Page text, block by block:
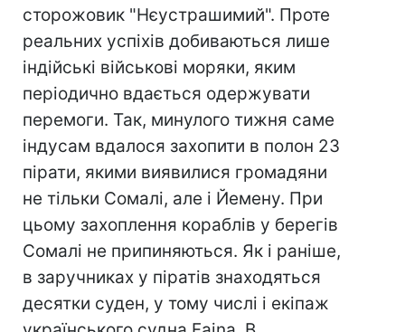
сторожовик "Нєустрашимий". Проте
реальних успіхів добиваються лише
індійські військові моряки, яким
періодично вдається одержувати
перемоги. Так, минулого тижня саме
індусам вдалося захопити в полон 23
пірати, якими виявилися громадяни
не тільки Сомалі, але і Йемену. При
цьому захоплення кораблів у берегів
Сомалі не припиняються. Як і раніше,
в заручниках у піратів знаходяться
десятки суден, у тому числі і екіпаж